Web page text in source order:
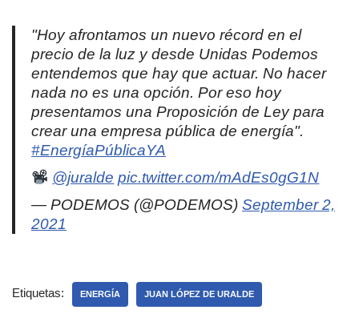
"Hoy afrontamos un nuevo récord en el
precio de la luz y desde Unidas Podemos
entendemos que hay que actuar. No hacer
nada no es una opción. Por eso hoy
presentamos una Proposición de Ley para
crear una empresa pública de energía".
#EnergíaPúblicaYA
@juralde pic.twitter.com/mAdEs0gG1N
— PODEMOS (@PODEMOS) September 2,
2021
Etiquetas: ENERGÍA JUAN LÓPEZ DE URALDE